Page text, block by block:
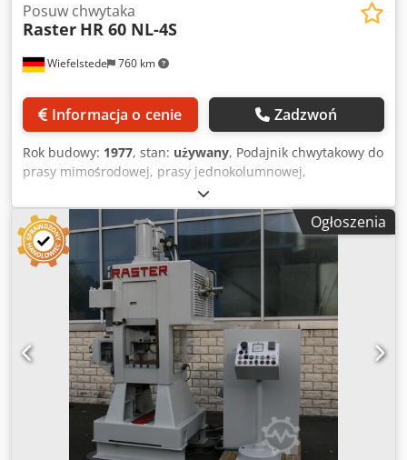
Wiefelstede 760 km
Posuw chwytaka
Raster HR 60 NL-4S
Informacja o cenie Zadzwoń
Rok budowy: 1977, stan: używany, Podajnik chwytakowy do
prasy mimośrodowej, prasy jednokolumnowej,
automatycznej prasy wykrawającej, jednokolumnowej
prasy mimośrodowej, prasy mimośrodowej, prasy
jednokolumnowej -Producent: Raster, posuw chwytaka z
automatycznej prasy wykrawającej typu HR 60 NL-4S
Cedpetigw Njfx Al Nsrf -Skok: mm -Wymiary: patrz zdjęcia -
Wymiary transportowe: 900/640/H620 mm -Waga: 200 kg
Ogłoszenia